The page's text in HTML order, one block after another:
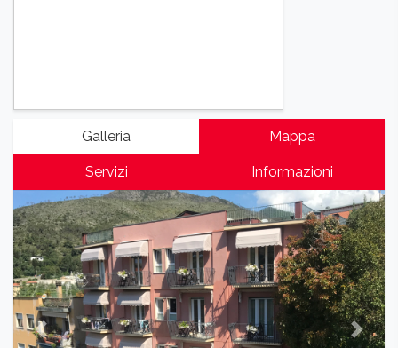
Galleria Mappa
Servizi Informazioni
Previous Next